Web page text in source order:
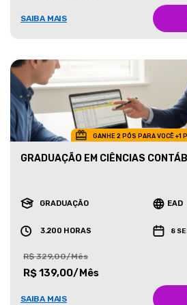
SAIBA MAIS
GANHE 2 PÓS PARA VOCÊ +1
GRADUAÇÃO EM CIÊNCIAS
GRADUAÇÃO EAD
3.200 HORAS 8
R$ 329,00/Mês
R$ 139,00/Mês
SAIBA MAIS